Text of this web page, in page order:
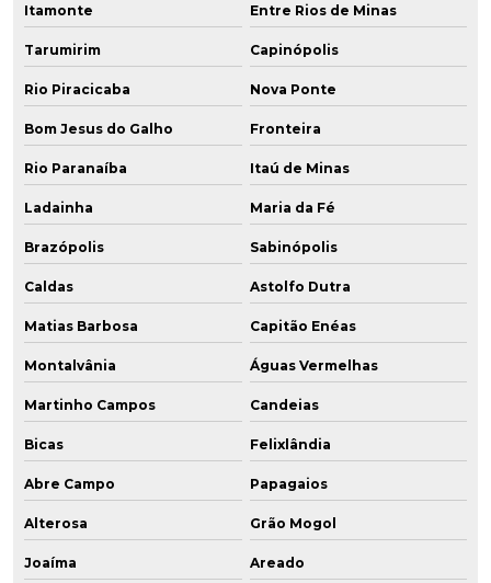
Itamonte Entre Rios de Minas
Tarumirim Capinópolis
Rio Piracicaba Nova Ponte
Bom Jesus do Galho Fronteira
Rio Paranaíba Itaú de Minas
Ladainha Maria da Fé
Brazópolis Sabinópolis
Caldas Astolfo Dutra
Matias Barbosa Capitão Enéas
Montalvânia Águas Vermelhas
Martinho Campos Candeias
Bicas Felixlândia
Abre Campo Papagaios
Alterosa Grão Mogol
Joaíma Areado